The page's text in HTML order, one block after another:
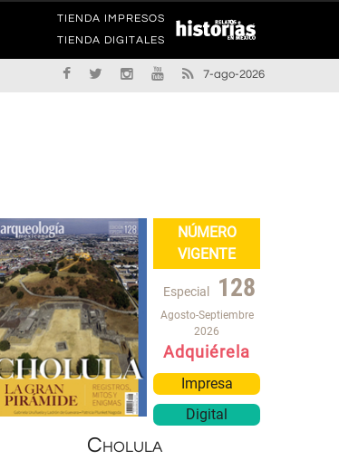
TIENDA IMPRESOS
TIENDA DIGITALES
7-ago-2026
NÚMERO
VIGENTE
Especial 128
Agosto-Septiembre
2026
Adquiérela
Impresa
Digital
Cholula